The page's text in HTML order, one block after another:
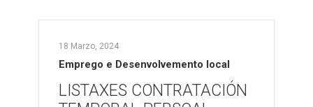
18 Marzo, 2024
Emprego e Desenvolvemento local
LISTAXES CONTRATACIÓN